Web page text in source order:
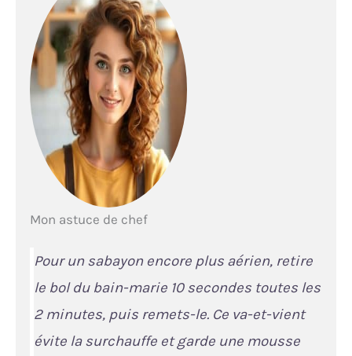
Mon astuce de chef
Pour un sabayon encore plus aérien, retire
le bol du bain-marie 10 secondes toutes les
2 minutes, puis remets-le. Ce va-et-vient
évite la surchauffe et garde une mousse